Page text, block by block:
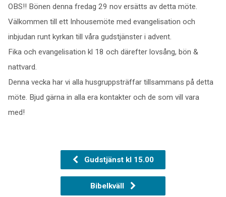
OBS!! Bönen denna fredag 29 nov ersätts av detta möte.
Välkommen till ett Inhousemöte med evangelisation och
inbjudan runt kyrkan till våra gudstjänster i advent.
Fika och evangelisation kl 18 och därefter lovsång, bön &
nattvard.
Denna vecka har vi alla husgruppsträffar tillsammans på detta
möte. Bjud gärna in alla era kontakter och de som vill vara
med!
Gudstjänst kl 15.00
Bibelkväll